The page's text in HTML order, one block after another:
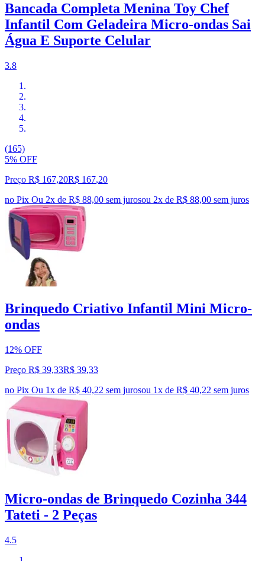
Bancada Completa Menina Toy Chef
Infantil Com Geladeira Micro-ondas Sai
Água E Suporte Celular
3.8
(165)
5% OFF
Preço R$ 167,20R$ 167,20
no Pix Ou 2x de R$ 88,00 sem jurosou 2x de R$ 88,00 sem juros
Brinquedo Criativo Infantil Mini Micro-
ondas
12% OFF
Preço R$ 39,33R$ 39,33
no Pix Ou 1x de R$ 40,22 sem jurosou 1x de R$ 40,22 sem juros
Micro-ondas de Brinquedo Cozinha 344
Tateti - 2 Peças
4.5